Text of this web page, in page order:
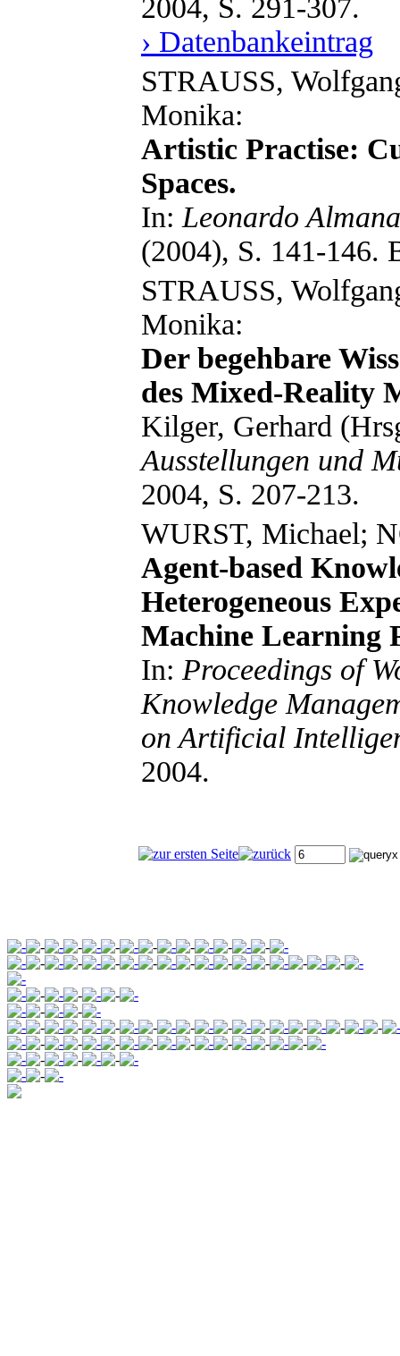
2004, S. 291-307.
› Datenbankeintrag
STRAUSS,
Monika:
Artistic Practise:
Spaces.
In: Leonardo
(2004), S. 141-146.
STRAUSS,
Monika:
Der begehbare
des Mixed-Reality
Kilger, Gerhard
Ausstellungen und
2004, S. 207-213.
WURST, Michael;
Agent-based
Heterogeneous
Machine Learning
In: Proceedings of
Knowledge
on Artificial
2004.